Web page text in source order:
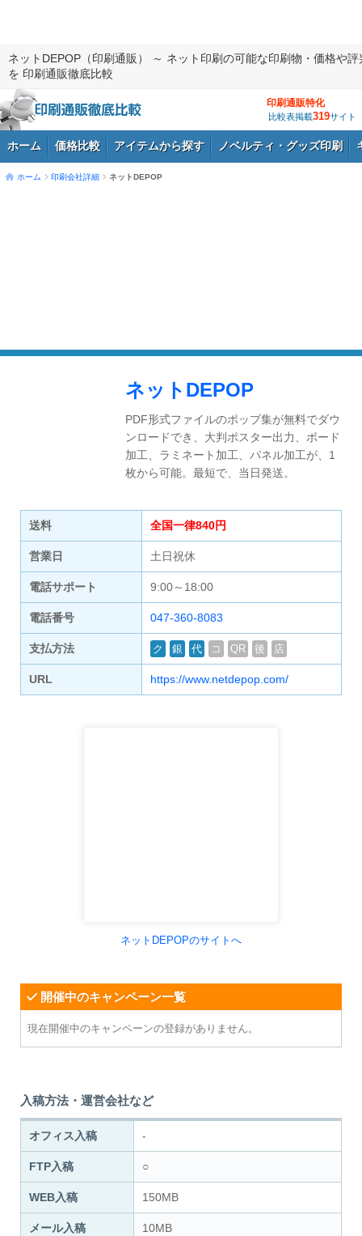
ネットDEPOP（印刷通販） ～ ネット印刷の可能な印刷物・価格や評
を 印刷通販徹底比較
印刷通販特化
比較表掲載319サイト
ホーム 価格比較 アイテムから探す ノベルティ・グッズ印刷
ホーム 印刷会社詳細 ネットDEPOP
ネットDEPOP
PDF形式ファイルのポップ集が無料でダウ
ンロードでき、大判ポスター出力、ボード
加工、ラミネート加工、パネル加工が、1
枚から可能。最短で、当日発送。
ネットDEPOPのサイトへ
送料 全国一律840円
営業日 土日祝休
電話サポート 9:00～18:00
電話番号 047-360-8083
支払方法 ク 銀 代 コ QR 後 店
URL https://www.netdepop.com/
開催中のキャンペーン一覧
現在開催中のキャンペーンの登録がありません。
入稿方法・運営会社など
オフィス入稿 -
FTP入稿 ○
WEB入稿 150MB
メール入稿 10MB